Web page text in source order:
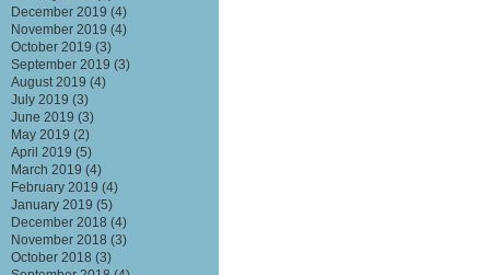
December 2019 (4)
November 2019 (4)
October 2019 (3)
September 2019 (3)
August 2019 (4)
July 2019 (3)
June 2019 (3)
May 2019 (2)
April 2019 (5)
March 2019 (4)
February 2019 (4)
January 2019 (5)
December 2018 (4)
November 2018 (3)
October 2018 (3)